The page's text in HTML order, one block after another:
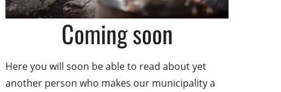
Coming soon
Here you will soon be able to read about yet
another person who makes our municipality a